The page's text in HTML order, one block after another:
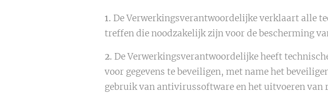
1. De Verwerkingsverantwoordelijke verklaart alle
treffen die noodzakelijk zijn voor de bescherming
2. De Verwerkingsverantwoordelijke heeft
voor gegevens te beveiligen, met name het
gebruik van antivirussoftware en het uitvoeren van